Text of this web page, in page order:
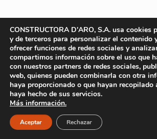
CONSTRUCTORA D'ARO, S.A. usa cookies
y de terceros para personalizar el contenido
ofrecer funciones de redes sociales y
compartimos información sobre el uso que
con nuestros partners de redes sociales,
web, quienes pueden combinarla con otra
haya proporcionado o que hayan
haya hecho de sus servicios.
Más información.
Aceptar Rechazar